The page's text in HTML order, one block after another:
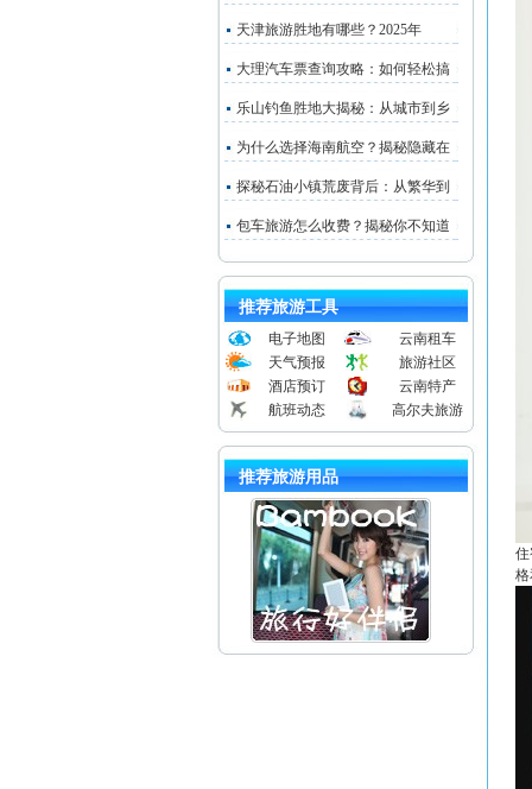
天津旅游胜地有哪些？2025年
大理汽车票查询攻略：如何轻松搞
乐山钓鱼胜地大揭秘：从城市到乡
为什么选择海南航空？揭秘隐藏在
探秘石油小镇荒废背后：从繁华到
包车旅游怎么收费？揭秘你不知道
推荐旅游工具
电子地图
云南租车
天气预报
旅游社区
酒店预订
云南特产
航班动态
高尔夫旅游
推荐旅游用品
格